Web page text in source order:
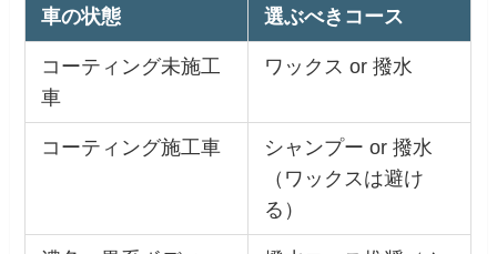
車の状態 選ぶべきコース
コーティング未施工
車
ワックス or 撥水
コーティング施工車
シャンプー or 撥水
（ワックスは避け
る）